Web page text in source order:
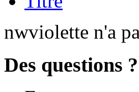
nwviolette n'a
Des questions